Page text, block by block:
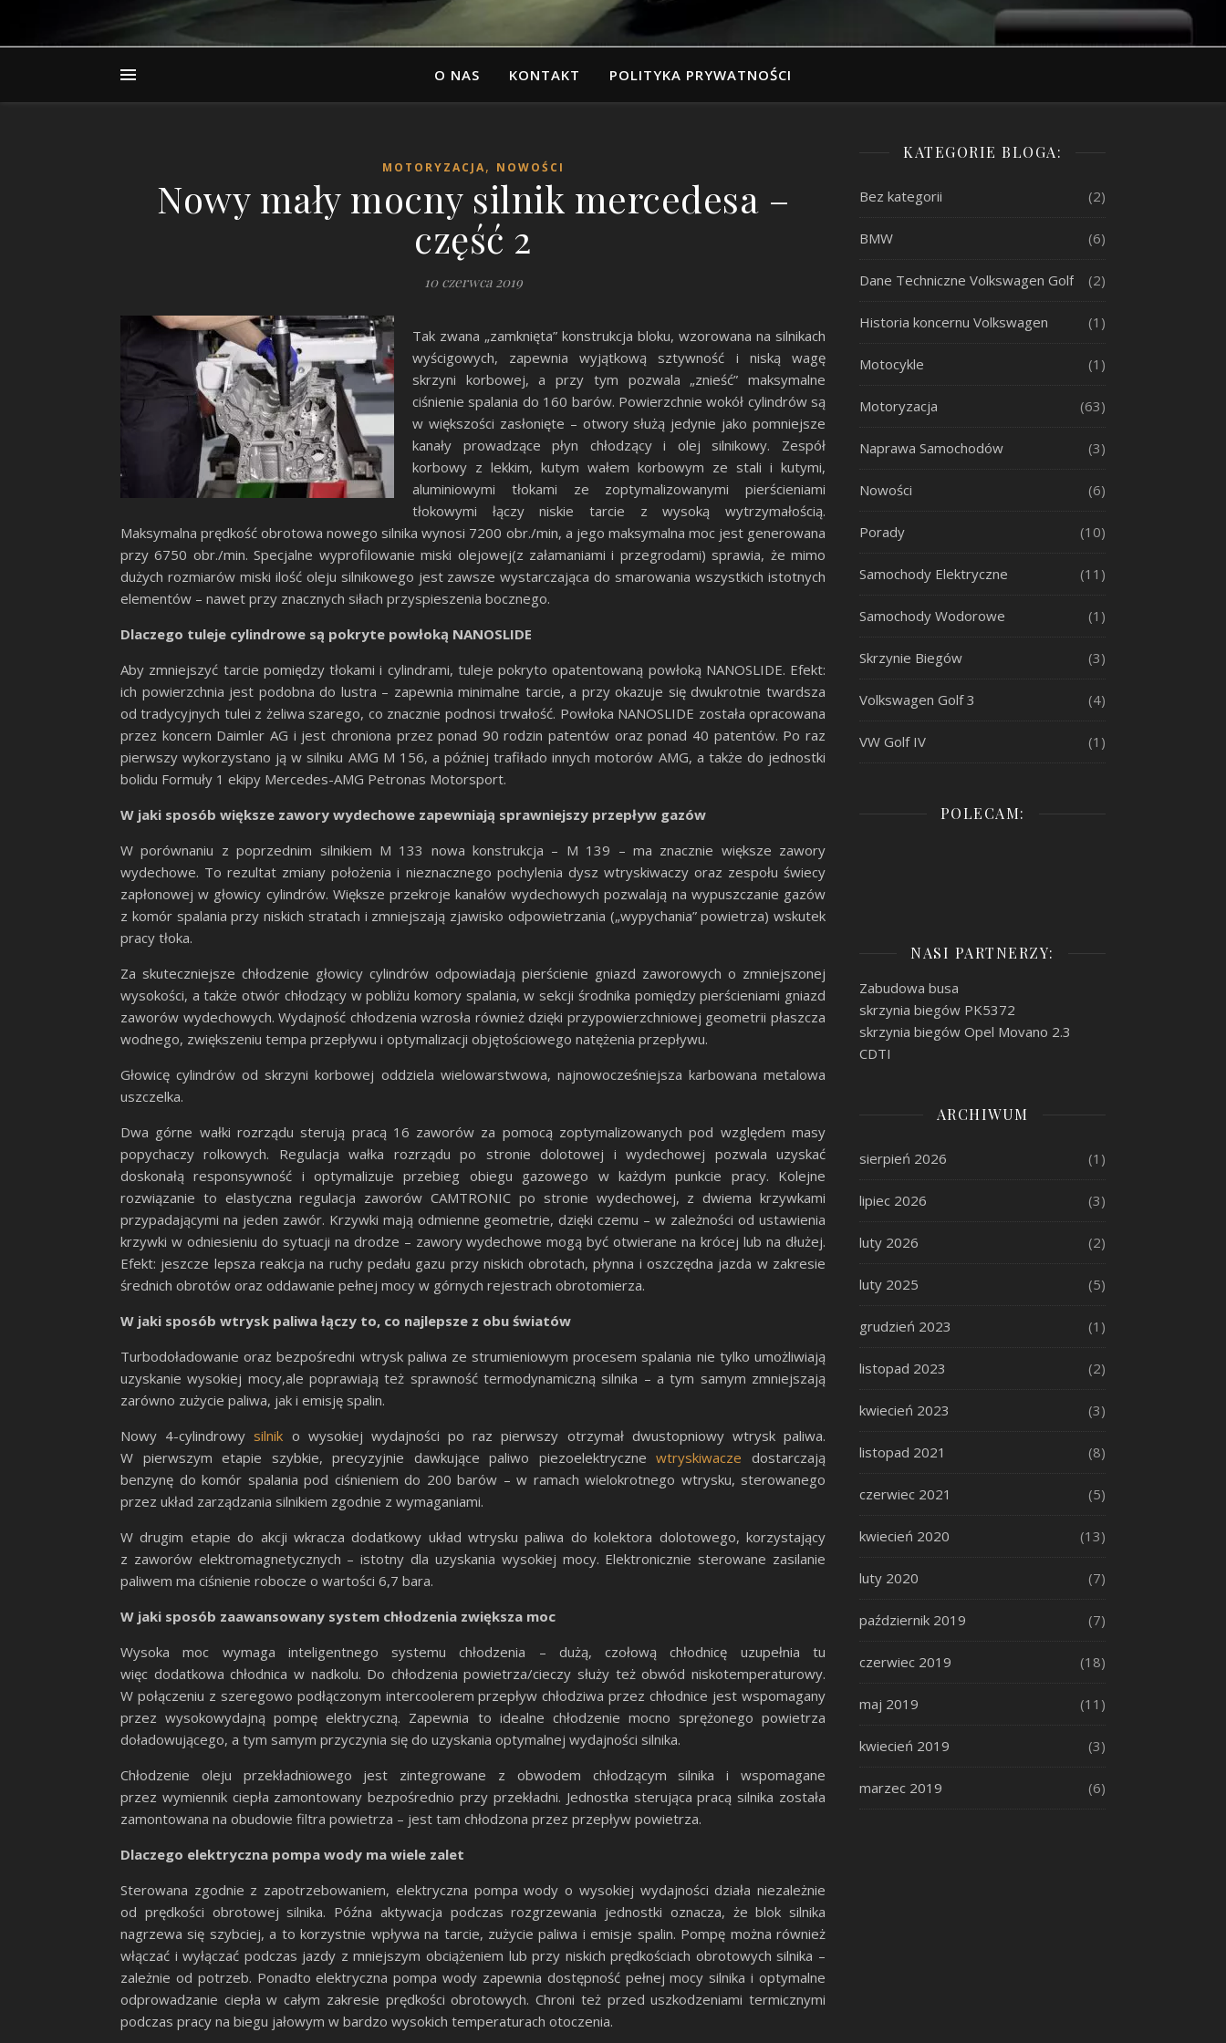
O NAS KONTAKT POLITYKA PRYWATNOŚCI
MOTORYZACJA, NOWOŚCI
Nowy mały mocny silnik mercedesa –
część 2
10 czerwca 2019
Tak zwana „zamknięta” konstrukcja bloku, wzorowana na silnikach
wyścigowych, zapewnia wyjątkową sztywność i niską wagę
skrzyni korbowej, a przy tym pozwala „znieść” maksymalne
ciśnienie spalania do 160 barów. Powierzchnie wokół cylindrów są
w większości zasłonięte – otwory służą jedynie jako pomniejsze
kanały prowadzące płyn chłodzący i olej silnikowy. Zespół
korbowy z lekkim, kutym wałem korbowym ze stali i kutymi,
aluminiowymi tłokami ze zoptymalizowanymi pierścieniami
tłokowymi łączy niskie tarcie z wysoką wytrzymałością.
Maksymalna prędkość obrotowa nowego silnika wynosi 7200 obr./min, a jego maksymalna moc jest generowana
przy 6750 obr./min. Specjalne wyprofilowanie miski olejowej(z załamaniami i przegrodami) sprawia, że mimo
dużych rozmiarów miski ilość oleju silnikowego jest zawsze wystarczająca do smarowania wszystkich istotnych
elementów – nawet przy znacznych siłach przyspieszenia bocznego.
Dlaczego tuleje cylindrowe są pokryte powłoką NANOSLIDE
Aby zmniejszyć tarcie pomiędzy tłokami i cylindrami, tuleje pokryto opatentowaną powłoką NANOSLIDE. Efekt:
ich powierzchnia jest podobna do lustra – zapewnia minimalne tarcie, a przy okazuje się dwukrotnie twardsza
od tradycyjnych tulei z żeliwa szarego, co znacznie podnosi trwałość. Powłoka NANOSLIDE została opracowana
przez koncern Daimler AG i jest chroniona przez ponad 90 rodzin patentów oraz ponad 40 patentów. Po raz
pierwszy wykorzystano ją w silniku AMG M 156, a później trafiłado innych motorów AMG, a także do jednostki
bolidu Formuły 1 ekipy Mercedes-AMG Petronas Motorsport.
W jaki sposób większe zawory wydechowe zapewniają sprawniejszy przepływ gazów
W porównaniu z poprzednim silnikiem M 133 nowa konstrukcja – M 139 – ma znacznie większe zawory
wydechowe. To rezultat zmiany położenia i nieznacznego pochylenia dysz wtryskiwaczy oraz zespołu świecy
zapłonowej w głowicy cylindrów. Większe przekroje kanałów wydechowych pozwalają na wypuszczanie gazów
z komór spalania przy niskich stratach i zmniejszają zjawisko odpowietrzania („wypychania” powietrza) wskutek
pracy tłoka.
Za skuteczniejsze chłodzenie głowicy cylindrów odpowiadają pierścienie gniazd zaworowych o zmniejszonej
wysokości, a także otwór chłodzący w pobliżu komory spalania, w sekcji środnika pomiędzy pierścieniami gniazd
zaworów wydechowych. Wydajność chłodzenia wzrosła również dzięki przypowierzchniowej geometrii płaszcza
wodnego, zwiększeniu tempa przepływu i optymalizacji objętościowego natężenia przepływu.
Głowicę cylindrów od skrzyni korbowej oddziela wielowarstwowa, najnowocześniejsza karbowana metalowa
uszczelka.
Dwa górne wałki rozrządu sterują pracą 16 zaworów za pomocą zoptymalizowanych pod względem masy
popychaczy rolkowych. Regulacja wałka rozrządu po stronie dolotowej i wydechowej pozwala uzyskać
doskonałą responsywność i optymalizuje przebieg obiegu gazowego w każdym punkcie pracy. Kolejne
rozwiązanie to elastyczna regulacja zaworów CAMTRONIC po stronie wydechowej, z dwiema krzywkami
przypadającymi na jeden zawór. Krzywki mają odmienne geometrie, dzięki czemu – w zależności od ustawienia
krzywki w odniesieniu do sytuacji na drodze – zawory wydechowe mogą być otwierane na krócej lub na dłużej.
Efekt: jeszcze lepsza reakcja na ruchy pedału gazu przy niskich obrotach, płynna i oszczędna jazda w zakresie
średnich obrotów oraz oddawanie pełnej mocy w górnych rejestrach obrotomierza.
W jaki sposób wtrysk paliwa łączy to, co najlepsze z obu światów
Turbodoładowanie oraz bezpośredni wtrysk paliwa ze strumieniowym procesem spalania nie tylko umożliwiają
uzyskanie wysokiej mocy,ale poprawiają też sprawność termodynamiczną silnika – a tym samym zmniejszają
zarówno zużycie paliwa, jak i emisję spalin.
Nowy 4-cylindrowy silnik o wysokiej wydajności po raz pierwszy otrzymał dwustopniowy wtrysk paliwa.
W pierwszym etapie szybkie, precyzyjnie dawkujące paliwo piezoelektrycznewtryskiwacze dostarczają
benzynę do komór spalania pod ciśnieniem do 200 barów – w ramach wielokrotnego wtrysku, sterowanego
przez układ zarządzania silnikiem zgodnie z wymaganiami.
W drugim etapie do akcji wkracza dodatkowy układ wtrysku paliwa do kolektora dolotowego, korzystający
z zaworów elektromagnetycznych – istotny dla uzyskania wysokiej mocy. Elektronicznie sterowane zasilanie
paliwem ma ciśnienie robocze o wartości 6,7 bara.
W jaki sposób zaawansowany system chłodzenia zwiększa moc
Wysoka moc wymaga inteligentnego systemu chłodzenia – dużą, czołową chłodnicę uzupełnia tu
więc dodatkowa chłodnica w nadkolu. Do chłodzenia powietrza/cieczy służy też obwód niskotemperaturowy.
W połączeniu z szeregowo podłączonym intercoolerem przepływ chłodziwa przez chłodnice jest wspomagany
przez wysokowydajną pompę elektryczną. Zapewnia to idealne chłodzenie mocno sprężonego powietrza
doładowującego, a tym samym przyczynia się do uzyskania optymalnej wydajności silnika.
Chłodzenie oleju przekładniowego jest zintegrowane z obwodem chłodzącym silnika i wspomagane
przez wymiennik ciepła zamontowany bezpośrednio przy przekładni. Jednostka sterująca pracą silnika została
zamontowana na obudowie filtra powietrza – jest tam chłodzona przez przepływ powietrza.
Dlaczego elektryczna pompa wody ma wiele zalet
Sterowana zgodnie z zapotrzebowaniem, elektryczna pompa wody o wysokiej wydajności działa niezależnie
od prędkości obrotowej silnika. Późna aktywacja podczas rozgrzewania jednostki oznacza, że blok silnika
nagrzewa się szybciej, a to korzystnie wpływa na tarcie, zużycie paliwa i emisje spalin. Pompę można również
włączać i wyłączać podczas jazdy z mniejszym obciążeniem lub przy niskich prędkościach obrotowych silnika –
zależnie od potrzeb. Ponadto elektryczna pompa wody zapewnia dostępność pełnej mocy silnika i optymalne
odprowadzanie ciepła w całym zakresie prędkości obrotowych. Chroni też przed uszkodzeniami termicznymi
podczas pracy na biegu jałowym w bardzo wysokich temperaturach otoczenia.
KATEGORIE BLOGA:
Bez kategorii (2)
BMW (6)
Dane Techniczne Volkswagen Golf (2)
Historia koncernu Volkswagen (1)
Motocykle (1)
Motoryzacja (63)
Naprawa Samochodów (3)
Nowości (6)
Porady (10)
Samochody Elektryczne (11)
Samochody Wodorowe (1)
Skrzynie Biegów (3)
Volkswagen Golf 3 (4)
VW Golf IV (1)
POLECAM:
NASI PARTNERZY:
Zabudowa busa
skrzynia biegów PK5372
skrzynia biegów Opel Movano 2.3
CDTI
ARCHIWUM
sierpień 2026 (1)
lipiec 2026 (3)
luty 2026 (2)
luty 2025 (5)
grudzień 2023 (1)
listopad 2023 (2)
kwiecień 2023 (3)
listopad 2021 (8)
czerwiec 2021 (5)
kwiecień 2020 (13)
luty 2020 (7)
październik 2019 (7)
czerwiec 2019 (18)
maj 2019 (11)
kwiecień 2019 (3)
marzec 2019 (6)